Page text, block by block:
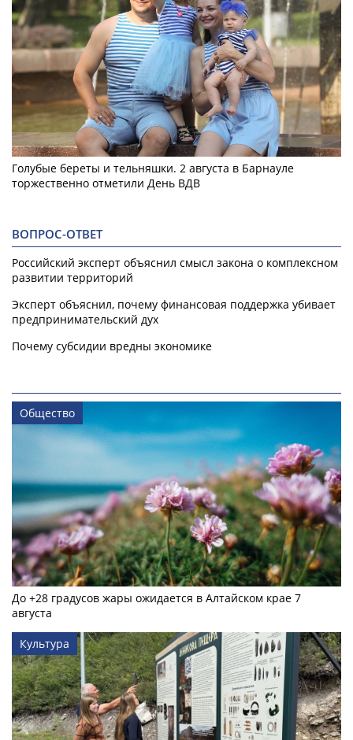
Голубые береты и тельняшки. 2 августа в Барнауле
торжественно отметили День ВДВ
ВОПРОС-ОТВЕТ
Российский эксперт объяснил смысл закона о комплексном
развитии территорий
Эксперт объяснил, почему финансовая поддержка убивает
предпринимательский дух
Почему субсидии вредны экономике
Общество
До +28 градусов жары ожидается в Алтайском крае 7
августа
Культура